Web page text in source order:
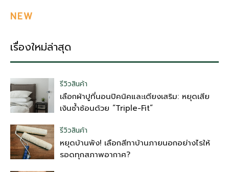
NEW
เรื่องใหม่ล่าสุด
รีวิวสินค้า
เลือกผ้าปูที่นอนปิคนิคและเตียงเสริม: หยุดเสีย
เงินซ้ำซ้อนด้วย “Triple-Fit”
รีวิวสินค้า
หยุดบ้านพัง! เลือกสีทาบ้านภายนอกอย่างไรให้
รอดทุกสภาพอากาศ?